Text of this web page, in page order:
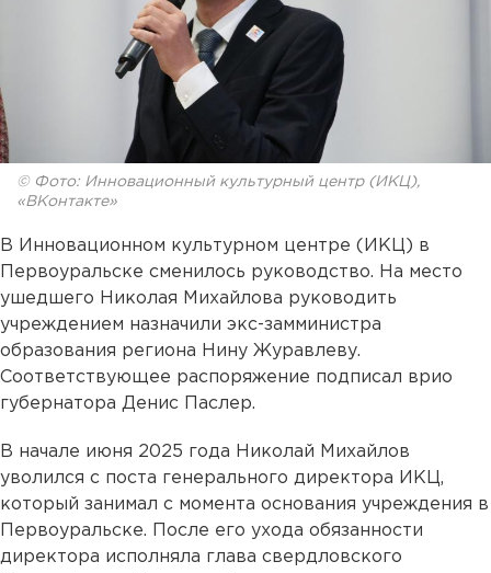
© Фото: Инновационный культурный центр (ИКЦ),
«ВКонтакте»
В Инновационном культурном центре (ИКЦ) в
Первоуральске сменилось руководство. На место
ушедшего Николая Михайлова руководить
учреждением назначили экс-замминистра
образования региона Нину Журавлеву.
Соответствующее распоряжение подписал врио
губернатора Денис Паслер.
В начале июня 2025 года Николай Михайлов
уволился с поста генерального директора ИКЦ,
который занимал с момента основания учреждения в
Первоуральске. После его ухода обязанности
директора исполняла глава свердловского